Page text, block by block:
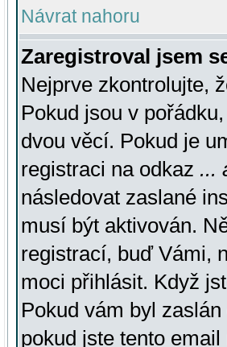
Návrat nahoru
Zaregistroval jsem
Nejprve zkontrolujte,
Pokud jsou v
dvou věcí. Pokud je
registraci na odkaz ...
následovat zaslané
musí být aktivován.
registrací, buď Vámi,
moci přihlásit. Když
Pokud vám byl
pokud jste tento